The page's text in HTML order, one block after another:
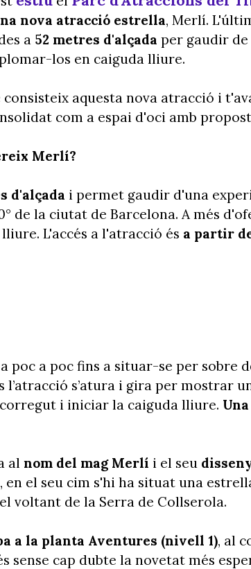
nova atracció estrella, Merlí.
a 52 metres d'alçada per gaudir
los en caiguda lliure.
aquesta nova atracció i
com a espai d'oci amb
Merlí?
d'alçada i permet gaudir d'una
de la ciutat de Barcelona. A més
L'accés a l'atracció és a partir
poc a poc fins a situar-se per sobre
l’atracció s’atura i gira per mostrar
i iniciar la caiguda lliure.
al nom del mag Merlí i el seu
en el seu cim s'hi ha situat una
voltant de la Serra de Collserola.
a la planta Aventures (nivell 1), al
sense cap dubte la novetat més